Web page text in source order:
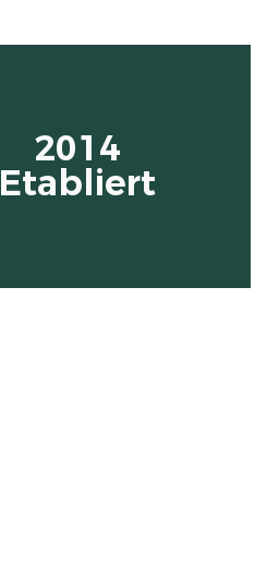
2014
Etabliert